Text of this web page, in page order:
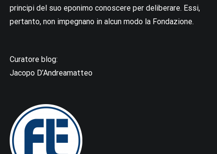
principi del suo eponimo conoscere per deliberare. Essi,
pertanto, non impegnano in alcun modo la Fondazione.
Curatore blog:
Jacopo D’Andreamatteo